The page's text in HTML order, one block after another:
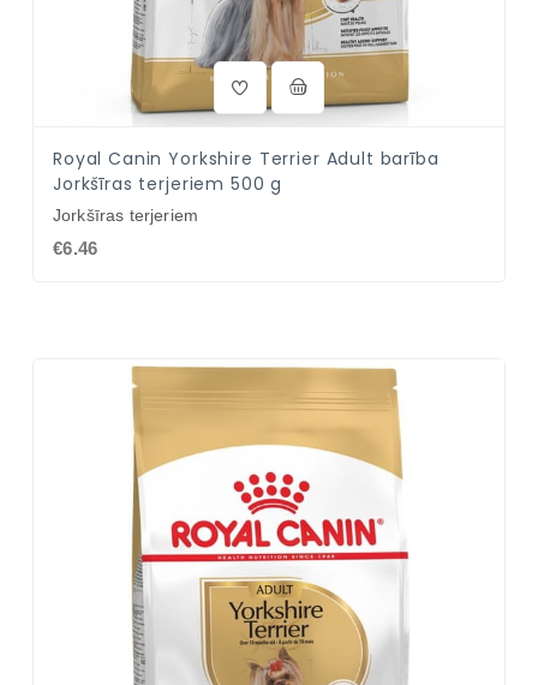
Royal Canin Yorkshire Terrier Adult barība
Jorkšīras terjeriem 500 g
Jorkšīras terjeriem
€6.46